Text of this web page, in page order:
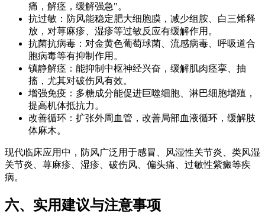
痛，解痉，缓解强急"。
抗过敏：防风能稳定肥大细胞膜，减少组胺、白三烯释
放，对荨麻疹、湿疹等过敏反应有缓解作用。
抗菌抗病毒：对金黄色葡萄球菌、流感病毒、呼吸道合
胞病毒等有抑制作用。
镇静解痉：能抑制中枢神经兴奋，缓解肌肉痉挛、抽
搐，尤其对破伤风有效。
增强免疫：多糖成分能促进巨噬细胞、淋巴细胞增殖，
提高机体抵抗力。
改善循环：扩张外周血管，改善局部血液循环，缓解肢
体麻木。
现代临床应用中，防风广泛用于感冒、风湿性关节炎、类风湿
关节炎、荨麻疹、湿疹、破伤风、偏头痛、过敏性紫癜等疾
病。
六、实用建议与注意事项